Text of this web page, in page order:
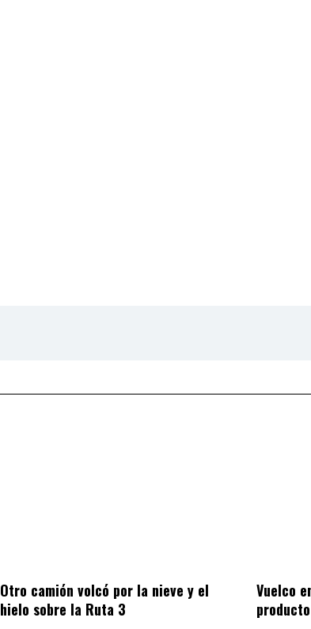
Otro camión volcó por la nieve y el
hielo sobre la Ruta 3
Vuelco